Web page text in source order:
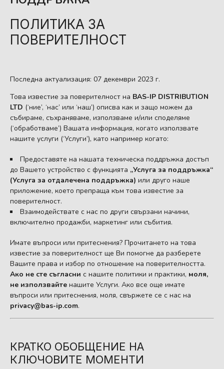
ПОЛИТИКА ЗА
ПОВЕРИТЕЛНОСТ
Последна актуализация: 07 декември 2023 г.
Това известие за поверителност на BAS-IP DISTRIBUTION
LTD (‘ние’, ‘нас’ или ‘наш’) описва как и защо можем да
събираме, съхраняваме, използваме и/или споделяме
(‘обработваме’) Вашата информация, когато използвате
нашите услуги (‘Услуги’), като например когато:
Предоставяте на нашата техническа поддръжка достъп
до Вашето устройство с функцията „Услуга за поддръжка“
(Услуга за отдалечена поддръжка) или друго наше
приложение, което препраща към това известие за
поверителност.
Взаимодействате с нас по други свързани начини,
включително продажби, маркетинг или събития.
Имате въпроси или притеснения? Прочитането на това
известие за поверителност ще Ви помогне да разберете
Вашите права и избор по отношение на поверителността.
Ако не сте съгласни с нашите политики и практики, моля,
не използвайте нашите Услуги. Ако все още имате
въпроси или притеснения, моля, свържете се с нас на
privacy@bas-ip.com.
КРАТКО ОБОБЩЕНИЕ НА
КЛЮЧОВИТЕ МОМЕНТИ